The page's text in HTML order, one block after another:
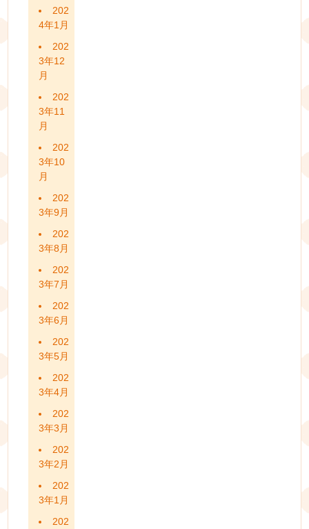
202
4年1月
202
3年12
月
202
3年11
月
202
3年10
月
202
3年9月
202
3年8月
202
3年7月
202
3年6月
202
3年5月
202
3年4月
202
3年3月
202
3年2月
202
3年1月
202